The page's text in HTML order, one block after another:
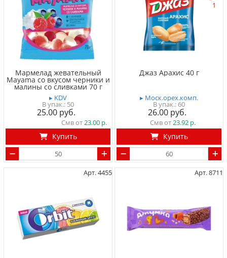
Мармелад жевательный
Mayama со вкусом черники и
малины со сливками 70 г
▸ KDV
50
25.00
Смв от23.00
Купить
1
Джаз Арахис 40 г
▸ Моск.орех.комп.
60
26.00
Смв от23.92
Купить
Арт. 4455 Арт. 8711